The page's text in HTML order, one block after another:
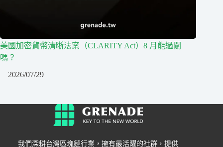
美國加密貨幣清晰法案（CLARITY Act）8 月能過關
嗎？
2026/07/29
我們深耕台灣區塊鏈行業，擁有最活躍的社群，提供